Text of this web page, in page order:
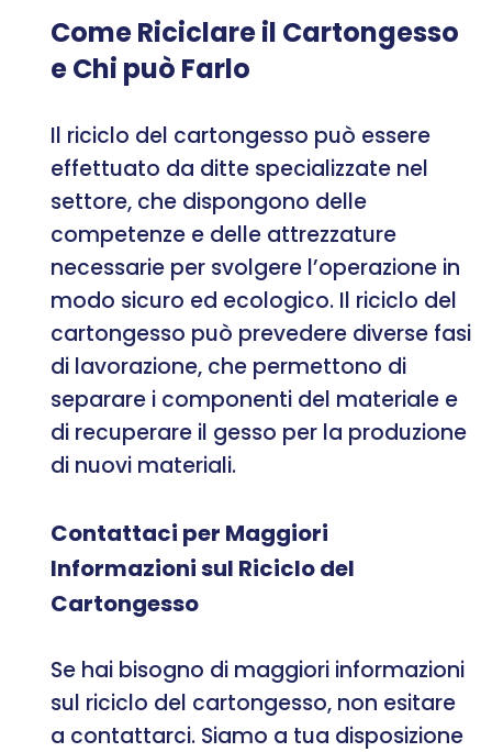
Come Riciclare il Cartongesso
e Chi può Farlo
Il riciclo del cartongesso può essere
effettuato da ditte specializzate nel
settore, che dispongono delle
competenze e delle attrezzature
necessarie per svolgere l’operazione in
modo sicuro ed ecologico. Il riciclo del
cartongesso può prevedere diverse fasi
di lavorazione, che permettono di
separare i componenti del materiale e
di recuperare il gesso per la produzione
di nuovi materiali.
Contattaci per Maggiori
Informazioni sul Riciclo del
Cartongesso
Se hai bisogno di maggiori informazioni
sul riciclo del cartongesso, non esitare
a contattarci. Siamo a tua disposizione